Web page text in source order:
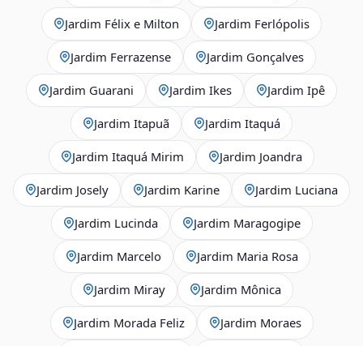
Jardim Félix e Milton Jardim Ferlópolis
Jardim Ferrazense Jardim Gonçalves
Jardim Guarani Jardim Ikes Jardim Ipê
Jardim Itapuã Jardim Itaquá
Jardim Itaquá Mirim Jardim Joandra
Jardim Josely Jardim Karine Jardim Luciana
Jardim Lucinda Jardim Maragogipe
Jardim Marcelo Jardim Maria Rosa
Jardim Miray Jardim Mônica
Jardim Morada Feliz Jardim Moraes